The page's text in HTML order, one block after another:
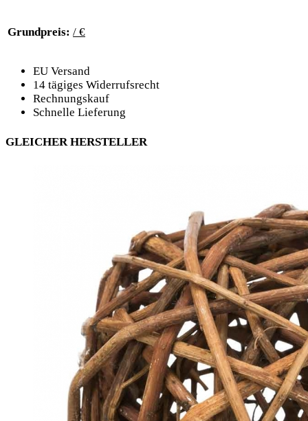
Grundpreis: / €
EU Versand
14 tägiges Widerrufsrecht
Rechnungskauf
Schnelle Lieferung
GLEICHER HERSTELLER